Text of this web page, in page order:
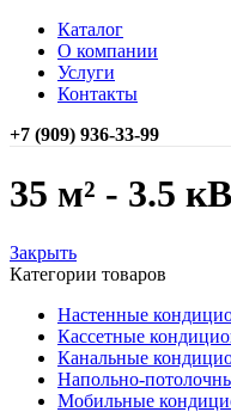
Каталог
О компании
Услуги
Контакты
+7 (909) 936-33-99
35 м² - 3.5
Закрыть
Категории товаров
Настенные
Кассетные
Канальные
Напольно-
Мобильные